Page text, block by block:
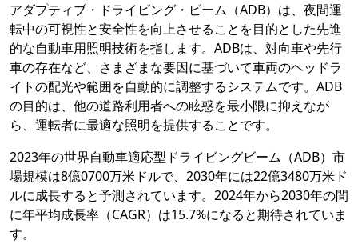
アダプティブ・ドライビング・ビーム（ADB）は、夜間運
転中の可視性と安全性を向上させることを目的とした先進
的な自動車用照明技術を指します。ADBは、対向車や先行
車の存在など、さまざまな要因に基づいて車両のヘッドラ
イトの配光や範囲を自動的に調整するシステムです。ADB
の目的は、他の道路利用者への眩惑を最小限に抑えなが
ら、運転者に最適な照明を提供することです。
2023年の世界自動車適応型ドライビングビーム（ADB）市
場規模は8億0700万米ドルで、2030年には22億3480万米ド
ルに成長すると予測されています。2024年から2030年の間
に年平均成長率（CAGR）は15.7%になると期待されていま
す。